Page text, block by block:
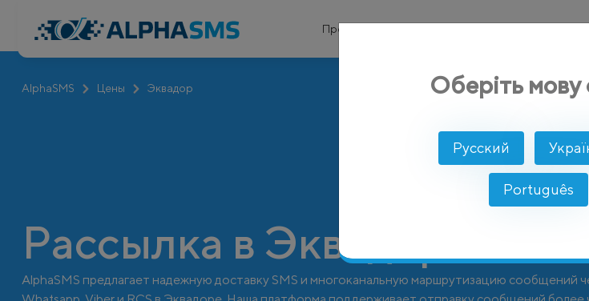
AlphaSMS Цены Эквадор
Продукты
Рассылка в Эквадоре
AlphaSMS предлагает надежную доставку SMS и многоканальную маршрутизацию сообщений
Оберіть мову
Русский
Português